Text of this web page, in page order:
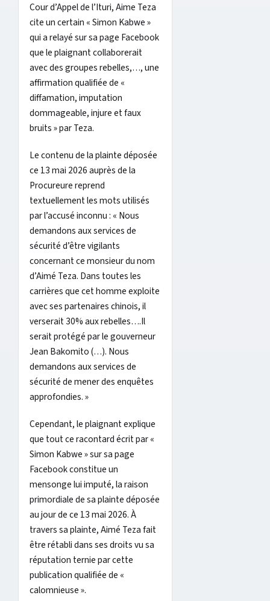
Cour d’Appel de l’Ituri, Aime Teza
cite un certain « Simon Kabwe »
qui a relayé sur sa page Facebook
que le plaignant collaborerait
avec des groupes rebelles,…, une
affirmation qualifiée de «
diffamation, imputation
dommageable, injure et faux
bruits » par Teza.
Le contenu de la plainte déposée
ce 13 mai 2026 auprès de la
Procureure reprend
textuellement les mots utilisés
par l’accusé inconnu : « Nous
demandons aux services de
sécurité d’être vigilants
concernant ce monsieur du nom
d’Aimé Teza. Dans toutes les
carrières que cet homme exploite
avec ses partenaires chinois, il
verserait 30% aux rebelles….Il
serait protégé par le gouverneur
Jean Bakomito (…). Nous
demandons aux services de
sécurité de mener des enquêtes
approfondies. »
Cependant, le plaignant explique
que tout ce racontard écrit par «
Simon Kabwe » sur sa page
Facebook constitue un
mensonge lui imputé, la raison
primordiale de sa plainte déposée
au jour de ce 13 mai 2026. À
travers sa plainte, Aimé Teza fait
être rétabli dans ses droits vu sa
réputation ternie par cette
publication qualifiée de «
calomnieuse ».